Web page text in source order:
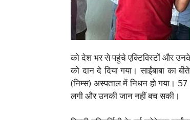
को देश भर से पहुंचे एक्टिविस्टों और
को दान दे दिया गया। साईंबाबा का
(निम्स) अस्पताल में निधन हो गया।
लगी और उनकी जान नहीं बच सकी।